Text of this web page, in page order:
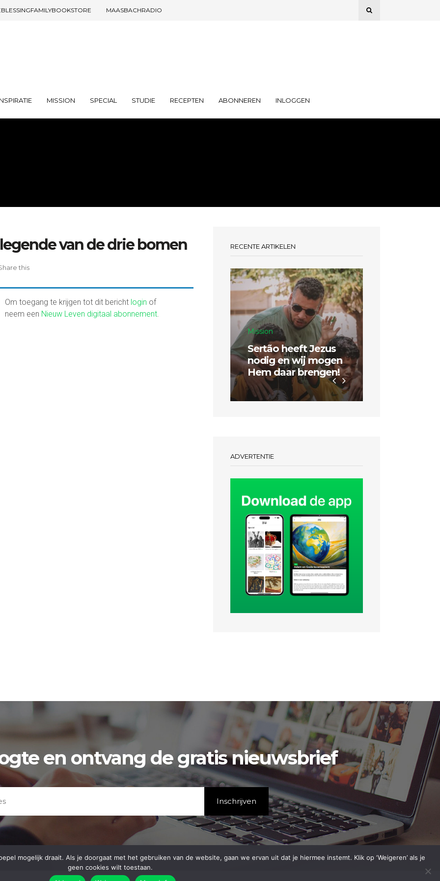
MAASBACHRADIO
MISSION SPECIAL STUDIE RECEPTEN ABONNEREN INLOGGEN
van de drie bomen
this
Om toegang te krijgen tot dit bericht login of
neem een Nieuw Leven digitaal abonnement.
RECENTE ARTIKELEN
Mission
Sertão heeft Jezus
nodig en wij mogen
Hem daar brengen!
ADVERTENTIE
en ontvang de gratis nieuwsbrief
mogelijk draait. Als je doorgaat met het gebruiken van de website, gaan we ervan uit dat je hiermee instemt. Klik op ‘Weigeren’ als je
geen cookies wilt toestaan.